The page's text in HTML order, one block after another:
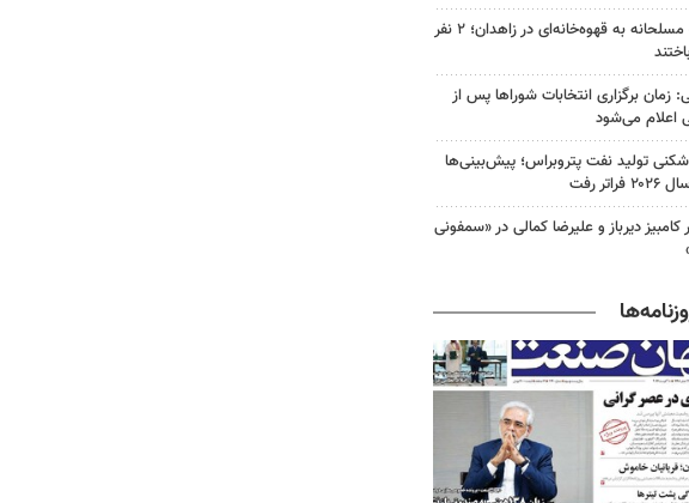
حمله مسلحانه به قهوه‌خانه‌ای در زاهدان؛ ۲ نفر
زمان برگزاری انتخابات شوراها پس از
اعلام می‌شود
تولید نفت پتروبراس؛ پیش‌بینی‌ها
رفت
کامبیز دیرباز و علیرضا کمالی در «سمفونی